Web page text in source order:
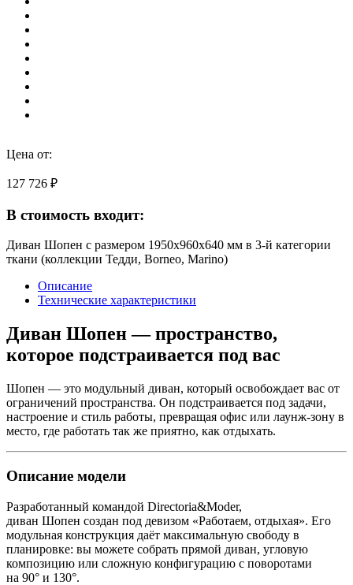
Цена от:
127 726 ₽
В стоимость входит:
Диван Шопен с размером 1950х960х640 мм в 3-й категории
ткани (коллекции Тедди, Borneo, Marino)
Описание
Технические характеристики
Диван Шопен — пространство,
которое подстраивается под вас
Шопен — это модульный диван, который освобождает вас от
ограничений пространства. Он подстраивается под задачи,
настроение и стиль работы, превращая офис или лаунж-зону в
место, где работать так же приятно, как отдыхать.
Описание модели
Разработанный командой Directoria&Moder,
диван Шопен создан под девизом «Работаем, отдыхая». Его
модульная конструкция даёт максимальную свободу в
планировке: вы можете собрать прямой диван, угловую
композицию или сложную конфигурацию с поворотами
на 90° и 130°.